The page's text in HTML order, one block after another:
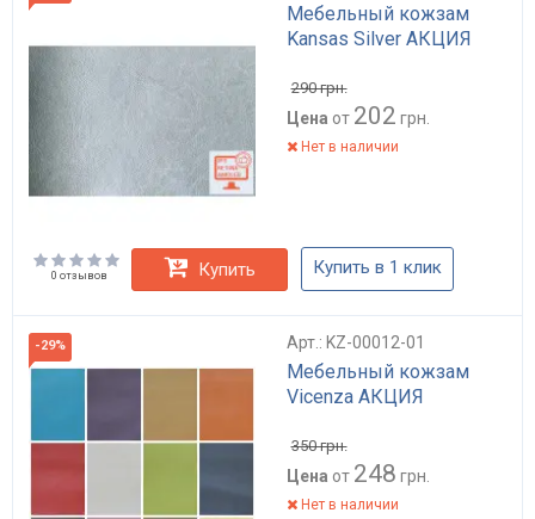
Мебельный кожзам
Kansas Silver АКЦИЯ
290грн.
Цена от 202 грн.
Нет в наличии
0 отзывов Купить Купить в 1 клик
-29% Арт.: KZ-00012-01
Мебельный кожзам
Vicenza АКЦИЯ
350грн.
Цена от 248 грн.
Нет в наличии